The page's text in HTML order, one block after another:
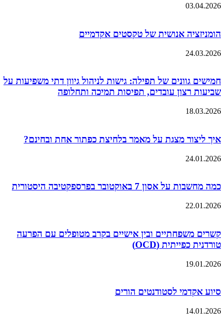
03.04.2026
הומניזציה אנושית של טקסטים אקדמיים
24.03.2026
חמישים גוונים של תפילה: גישות לניהול גיוון דתי משפיעות על
שביעות רצון עובדים, תפיסות תמיכה ותחלופה
18.03.2026
איך ליצור מצגת על מאמר בלחיצת כפתור אחת ובחינם?
24.01.2026
כמה מחשבות על אסון 7 באוקטובר בפרספקטיבה היסטורית
22.01.2026
קשרים משפחתיים ובין אישיים בקרב מטופלים עם הפרעה
טורדנית כפייתית (OCD)
19.01.2026
סיוע אקדמי לסטודנטים הורים
14.01.2026